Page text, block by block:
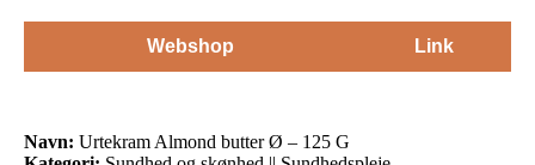
Webshop Link
Navn: Urtekram Almond butter Ø – 125 G